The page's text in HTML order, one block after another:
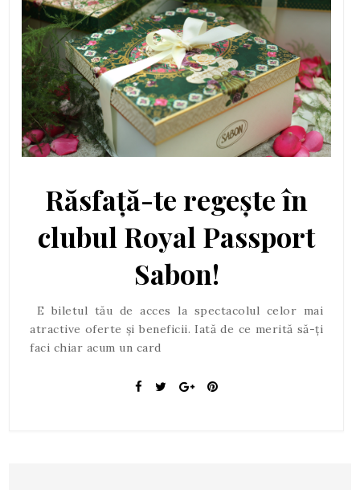
Răsfață-te regește în
clubul Royal Passport
Sabon!
E biletul tău de acces la spectacolul celor mai
atractive oferte și beneficii. Iată de ce merită să-ți
faci chiar acum un card